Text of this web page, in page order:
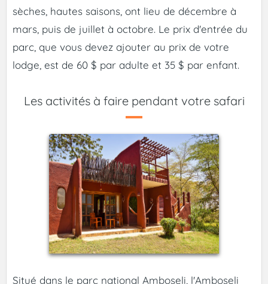
sèches, hautes saisons, ont lieu de décembre à
mars, puis de juillet à octobre. Le prix d'entrée du
parc, que vous devez ajouter au prix de votre
lodge, est de 60 $ par adulte et 35 $ par enfant.
Les activités à faire pendant votre safari
Situé dans le parc national Amboseli, l'Amboseli